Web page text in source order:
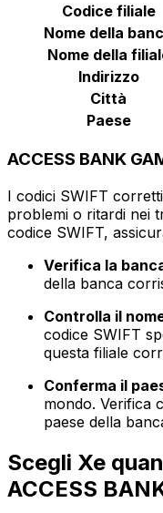
Codice filiale
Nome della
Nome della
Indirizzo
Città
Paese
ACCESS BANK
I codici SWIFT
problemi o ritardi nei
codice SWIFT,
Verifica la
della banca
Controlla il
codice SWIFT
questa filiale
Conferma il
mondo. Verifica
paese della
Scegli Xe
ACCESS